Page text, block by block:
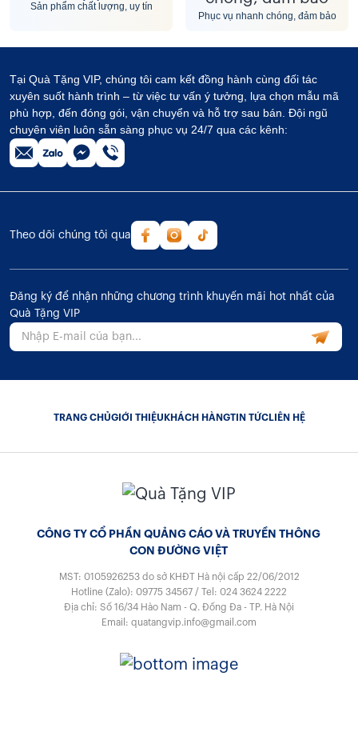
Sản phẩm chất lượng, uy tín
Phục vụ nhanh chóng, đảm bảo
Tại Quà Tặng VIP, chúng tôi cam kết đồng hành cùng đối tác
xuyên suốt hành trình – từ việc tư vấn ý tưởng, lựa chọn mẫu mã
phù hợp, đến đóng gói, vận chuyển và hỗ trợ sau bán. Đội ngũ
chuyên viên luôn sẵn sàng phục vụ 24/7 qua các kênh:
Theo dõi chúng tôi qua
Đăng ký để nhận những chương trình khuyến mãi hot nhất của
Quà Tặng VIP
TRANG CHỦGIỚI THIỆU KHÁCH HÀNGTIN TỨCLIÊN HỆ
CÔNG TY CỔ PHẦN QUẢNG CÁO VÀ TRUYỀN THÔNG
CON ĐƯỜNG VIỆT
MST: 0105926253 do sở KHĐT Hà nội cấp 22/06/2012
Hotline (Zalo): 09775 34567 / Tel: 024 3624 2222
Địa chỉ: Số 16/34 Hào Nam - Q. Đống Đa - TP. Hà Nội
Email: quatangvip.info@gmail.com